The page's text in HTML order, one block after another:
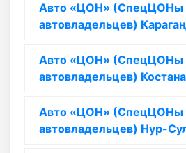
Авто «ЦОН» (СпецЦОНы
автовладельцев)
Авто «ЦОН» (СпецЦОНы
автовладельцев)
Авто «ЦОН» (СпецЦОНы
автовладельцев) Нур-